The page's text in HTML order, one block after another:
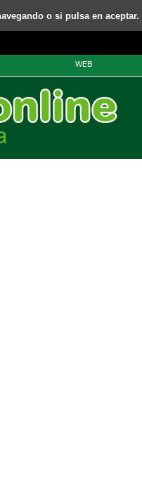
o si pulsa en aceptar.
WEB